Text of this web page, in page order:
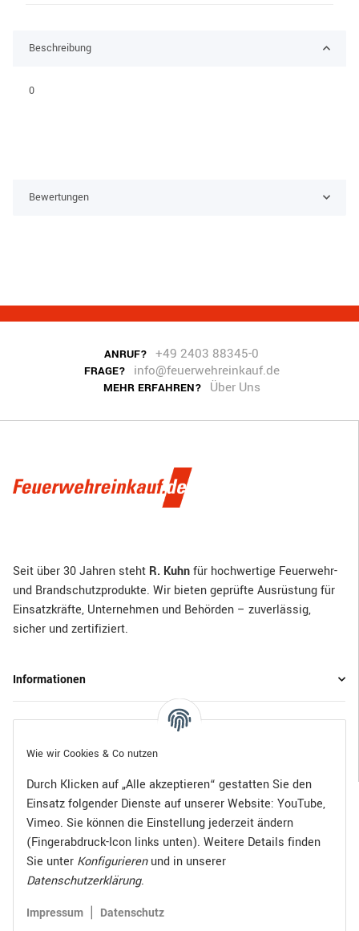
Wie wir Cookies & Co nutzen
Durch Klicken auf „Alle akzeptieren“ gestatten Sie den
Einsatz folgender Dienste auf unserer Website: YouTube,
Vimeo. Sie können die Einstellung jederzeit ändern
(Fingerabdruck-Icon links unten). Weitere Details finden
Sie unter Konfigurierenund in unserer
Datenschutzerklärung.
Impressum Datenschutz
Beschreibung
0
Bewertungen
ANRUF? +49 2403 88345-0
FRAGE? info@feuerwehreinkauf.de
MEHR ERFAHREN? Über Uns
Seit über 30 Jahren steht R. Kuhnfür hochwertige Feuerwehr-
und Brandschutzprodukte. Wir bieten geprüfte Ausrüstung für
Einsatzkräfte, Unternehmen und Behörden – zuverlässig,
sicher und zertifiziert.
Informationen
Gesetzliche Informationen
Bezahlen Sie bequem per:
Zugestellt durch: